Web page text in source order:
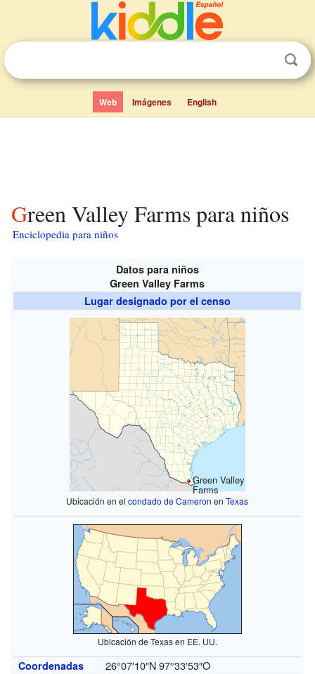
Web Imágenes English
Green Valley Farms para niños
Enciclopedia para niños
Datos para niños
Green Valley Farms
Lugar designado por el censo
Green Valley
Farms
Ubicación en elcondado de Cameron enTexas
Ubicación de Texas en EE. UU.
Coordenadas 26°07′10″N 97°33′53″O